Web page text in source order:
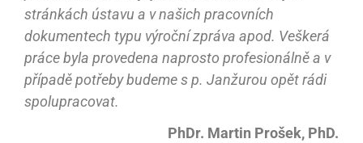
stránkách ústavu a v našich pracovních
dokumentech typu výroční zpráva apod. Veškerá
práce byla provedena naprosto profesionálně a v
případě potřeby budeme s p. Janžurou opět rádi
spolupracovat.
PhDr. Martin Prošek, PhD.